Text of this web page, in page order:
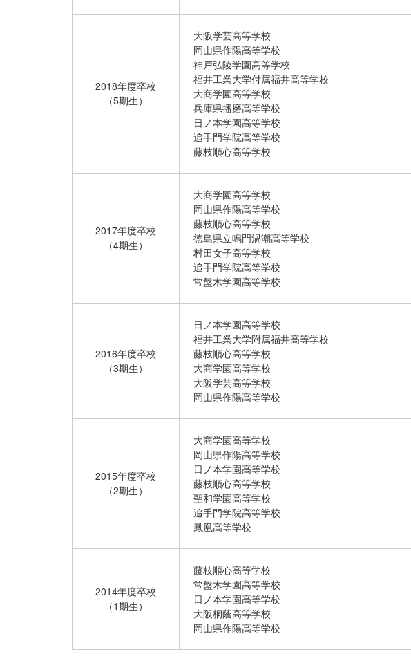
2018年度卒校
（5期生）
大阪学芸高等学校
岡山県作陽高等学校
神戸弘陵学園高等学校
福井工業大学付属福井高等学校
大商学園高等学校
兵庫県播磨高等学校
日ノ本学園高等学校
追手門学院高等学校
藤枝順心高等学校
2017年度卒校
（4期生）
大商学園高等学校
岡山県作陽高等学校
藤枝順心高等学校
徳島県立鳴門渦潮高等学校
村田女子高等学校
追手門学院高等学校
常盤木学園高等学校
2016年度卒校
（3期生）
日ノ本学園高等学校
福井工業大学附属福井高等学校
藤枝順心高等学校
大商学園高等学校
大阪学芸高等学校
岡山県作陽高等学校
2015年度卒校
（2期生）
大商学園高等学校
岡山県作陽高等学校
日ノ本学園高等学校
藤枝順心高等学校
聖和学園高等学校
追手門学院高等学校
鳳凰高等学校
2014年度卒校
（1期生）
藤枝順心高等学校
常盤木学園高等学校
日ノ本学園高等学校
大阪桐蔭高等学校
岡山県作陽高等学校